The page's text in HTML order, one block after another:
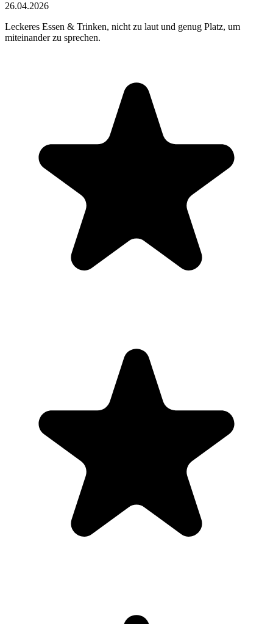
26.04.2026
Leckeres Essen & Trinken, nicht zu laut und genug Platz, um
miteinander zu sprechen.